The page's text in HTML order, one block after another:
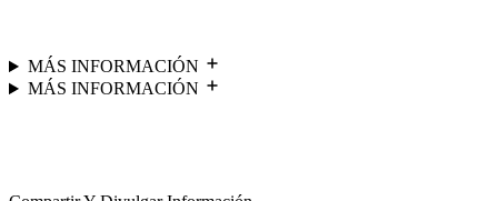
MÁS INFORMACIÓN
MÁS INFORMACIÓN